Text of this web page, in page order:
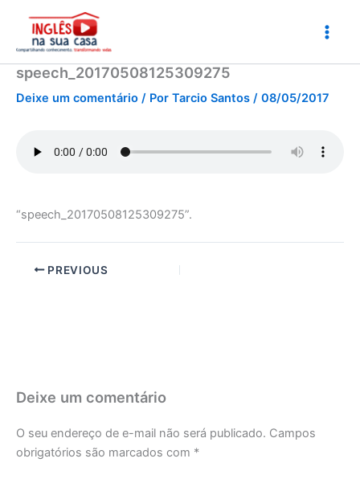
conteúdo
speech_20170508125309275
Deixe um comentário / Por Tarcio Santos / 08/05/2017
“speech_20170508125309275”.
PREVIOUS
Deixe um comentário
O seu endereço de e-mail não será publicado. Campos
obrigatórios são marcados com *